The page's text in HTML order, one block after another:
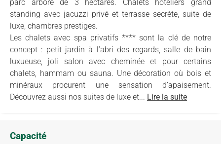
parc arboré de 3 hectares. Chalets hôteliers grand
standing avec jacuzzi privé et terrasse secrète, suite de
luxe, chambres prestiges.
Les chalets avec spa privatifs **** sont la clé de notre
concept : petit jardin à l’abri des regards, salle de bain
luxueuse, joli salon avec cheminée et pour certains
chalets, hammam ou sauna. Une décoration où bois et
minéraux procurent une sensation d’apaisement.
Découvrez aussi nos suites de luxe et... Lire la suite
Capacité